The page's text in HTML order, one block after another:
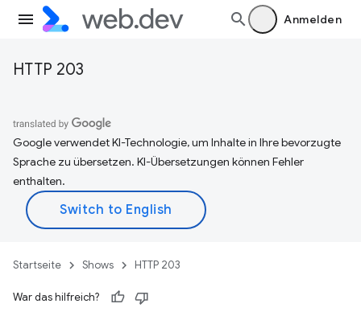
Anmelden
HTTP 203
Google verwendet KI-Technologie, um Inhalte in Ihre bevorzugte
Sprache zu übersetzen. KI-Übersetzungen können Fehler
enthalten.
Startseite Shows HTTP 203
War das hilfreich?